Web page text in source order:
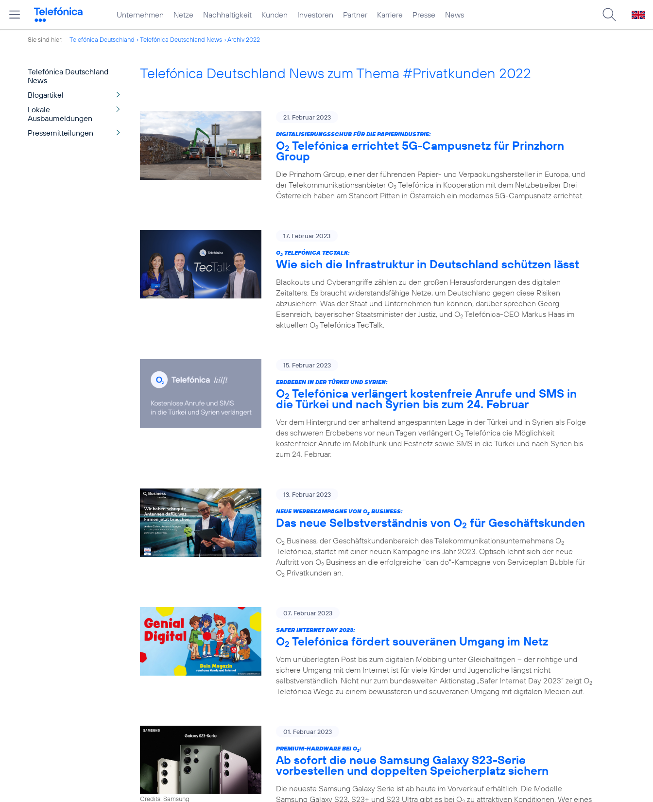
Unternehmen Netze Nachhaltigkeit Kunden Investoren Partner Karriere Presse News
Sie sind hier: Telefónica Deutschland Telefónica Deutschland News Archiv 2022
Telefónica Deutschland
News
Blogartikel
Lokale
Ausbaumeldungen
Pressemitteilungen
Telefónica Deutschland News zum Thema #Privatkunden 2022
21. Februar 2023
DIGITALISIERUNGSSCHUB FÜR DIE PAPIERINDUSTRIE:
O2 Telefónica errichtet 5G-Campusnetz für Prinzhorn
Group
Die Prinzhorn Group, einer der führenden Papier- und Verpackungshersteller in Europa, und
der Telekommunikationsanbieter O2 Telefónica in Kooperation mit dem Netzbetreiber Drei
Österreich haben am Standort Pitten in Österreich ein modernes 5G-Campusnetz errichtet.
17. Februar 2023
O2 TELEFÓNICA TECTALK:
Wie sich die Infrastruktur in Deutschland schützen lässt
Blackouts und Cyberangriffe zählen zu den großen Herausforderungen des digitalen
Zeitalters. Es braucht widerstandsfähige Netze, um Deutschland gegen diese Risiken
abzusichern. Was der Staat und Unternehmen tun können, darüber sprechen Georg
Eisenreich, bayerischer Staatsminister der Justiz, und O2 Telefónica-CEO Markus Haas im
aktuellen O2 Telefónica TecTalk.
15. Februar 2023
ERDBEBEN IN DER TÜRKEI UND SYRIEN:
O2 Telefónica verlängert kostenfreie Anrufe und SMS in
die Türkei und nach Syrien bis zum 24. Februar
Vor dem Hintergrund der anhaltend angespannten Lage in der Türkei und in Syrien als Folge
des schweren Erdbebens vor neun Tagen verlängert O2 Telefónica die Möglichkeit
kostenfreier Anrufe im Mobilfunk und Festnetz sowie SMS in die Türkei und nach Syrien bis
zum 24. Februar.
13. Februar 2023
NEUE WERBEKAMPAGNE VON O2 BUSINESS:
Das neue Selbstverständnis von O2 für Geschäftskunden
O2 Business, der Geschäftskundenbereich des Telekommunikationsunternehmens O2
Telefónica, startet mit einer neuen Kampagne ins Jahr 2023. Optisch lehnt sich der neue
Auftritt von O2 Business an die erfolgreiche "can do"-Kampagne von Serviceplan Bubble für
O2 Privatkunden an.
07. Februar 2023
SAFER INTERNET DAY 2023:
O2 Telefónica fördert souveränen Umgang im Netz
Vom unüberlegten Post bis zum digitalen Mobbing unter Gleichaltrigen – der richtige und
sichere Umgang mit dem Internet ist für viele Kinder und Jugendliche längst nicht
selbstverständlich. Nicht nur zum bundesweiten Aktionstag „Safer Internet Day 2023“ zeigt O2
Telefónica Wege zu einem bewussteren und souveränen Umgang mit digitalen Medien auf.
Credits: Samsung
01. Februar 2023
PREMIUM-HARDWARE BEI O2:
Ab sofort die neue Samsung Galaxy S23-Serie
vorbestellen und doppelten Speicherplatz sichern
Die neueste Samsung Galaxy Serie ist ab heute im Vorverkauf erhältlich. Die Modelle
Samsung Galaxy S23, S23+ und S23 Ultra gibt es bei O zu attraktiven Konditionen. Wer eines